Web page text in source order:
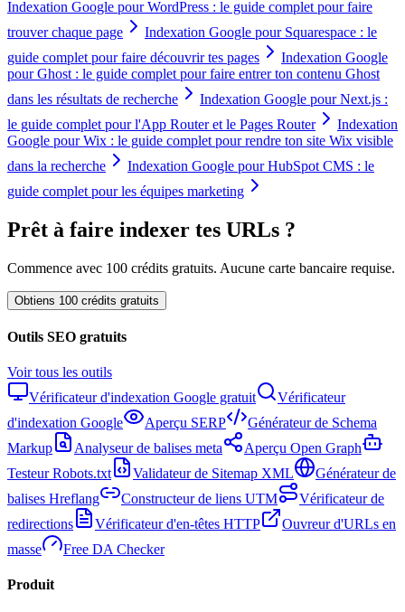
Indexation Google pour WordPress : le guide complet pour faire
trouver chaque page
Indexation Google pour Squarespace : le
guide complet pour faire découvrir tes pages
Indexation Google
pour Ghost : le guide complet pour faire entrer ton contenu Ghost
dans les résultats de recherche
Indexation Google pour Next.js :
le guide complet pour l'App Router et le Pages Router
Indexation
Google pour Wix : le guide complet pour rendre ton site Wix visible
dans la recherche
Indexation Google pour HubSpot CMS : le
guide complet pour les équipes marketing
Prêt à faire indexer tes URLs ?
Commence avec 100 crédits gratuits. Aucune carte bancaire requise.
Obtiens 100 crédits gratuits
Outils SEO gratuits
Voir tous les outils
Vérificateur d'indexation Google gratuit
Vérificateur
d'indexation Google
Aperçu SERP
Générateur de Schema
Markup
Analyseur de balises meta
Aperçu Open Graph
Testeur Robots.txt
Validateur de Sitemap XML
Générateur de
balises Hreflang
Constructeur de liens UTM
Vérificateur de
redirections
Vérificateur d'en-têtes HTTP
Ouvreur d'URLs en
masse
Free DA Checker
Produit